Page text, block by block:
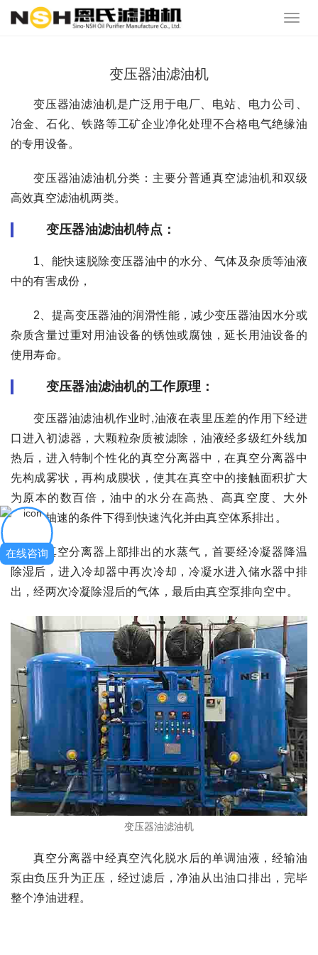
变压器油滤油机
变压器油滤油机是广泛用于电厂、电站、电力公司、
冶金、石化、铁路等工矿企业净化处理不合格电气绝缘油
的专用设备。
变压器油滤油机分类：主要分普通真空滤油机和双级
高效真空滤油机两类。
变压器油滤油机特点：
1、能快速脱除变压器油中的水分、气体及杂质等油液
中的有害成份，
2、提高变压器油的润滑性能，减少变压器油因水分或
杂质含量过重对用油设备的锈蚀或腐蚀，延长用油设备的
使用寿命。
变压器油滤油机的工作原理：
变压器油滤油机作业时,油液在表里压差的作用下经进
口进入初滤器，大颗粒杂质被滤除，油液经多级红外线加
热后，进入特制个性化的真空分离器中，在真空分离器中
先构成雾状，再构成膜状，使其在真空中的接触面积扩大
为原本的数百倍，油中的水分在高热、高真空度、大外
表，高抽速的条件下得到快速汽化并由真空体系排出。
由真空分离器上部排出的水蒸气，首要经冷凝器降温
除湿后，进入冷却器中再次冷却，冷凝水进入储水器中排
出，经两次冷凝除湿后的气体，最后由真空泵排向空中。
变压器油滤油机
真空分离器中经真空汽化脱水后的单调油液，经输油
泵由负压升为正压，经过滤后，净油从出油口排出，完毕
整个净油进程。
在线咨询